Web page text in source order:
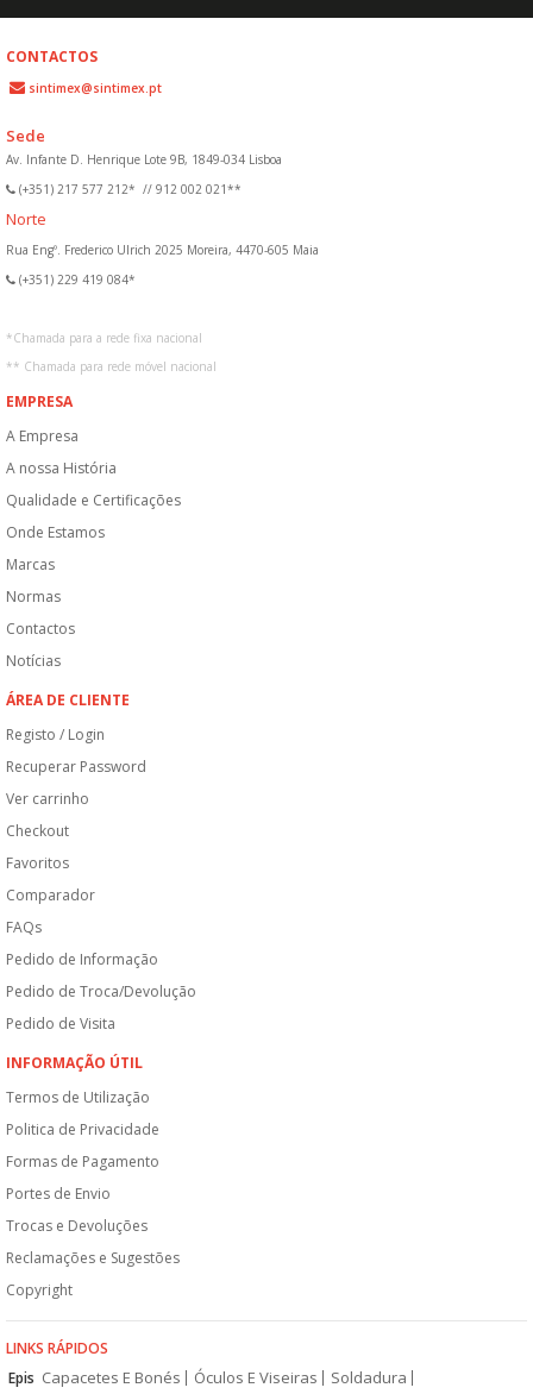
CONTACTOS
sintimex@sintimex.pt
Sede
Av. Infante D. Henrique Lote 9B, 1849-034 Lisboa
(+351) 217 577 212* // 912 002 021**
Norte
Rua Engº. Frederico Ulrich 2025 Moreira, 4470-605 Maia
(+351) 229 419 084*
*Chamada para a rede fixa nacional
** Chamada para rede móvel nacional
EMPRESA
A Empresa
A nossa História
Qualidade e Certificações
Onde Estamos
Marcas
Normas
Contactos
Notícias
ÁREA DE CLIENTE
Registo / Login
Recuperar Password
Ver carrinho
Checkout
Favoritos
Comparador
FAQs
Pedido de Informação
Pedido de Troca/Devolução
Pedido de Visita
INFORMAÇÃO ÚTIL
Termos de Utilização
Politica de Privacidade
Formas de Pagamento
Portes de Envio
Trocas e Devoluções
Reclamações e Sugestões
Copyright
LINKS RÁPIDOS
Epis Capacetes E Bonés Óculos E Viseiras
Soldadura